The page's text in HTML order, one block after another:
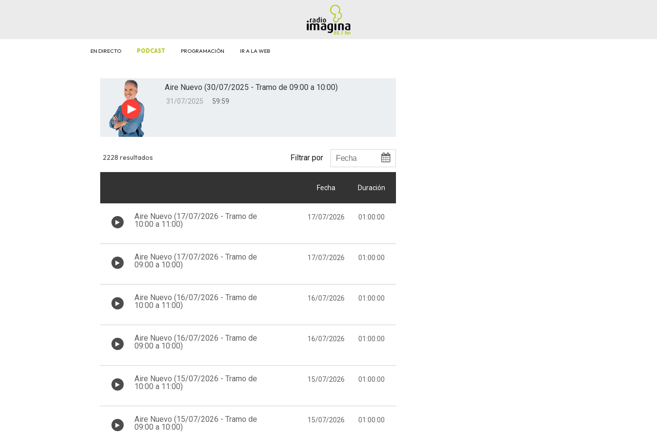
EN DIRECTO PODCAST PROGRAMACIÓN IR A LA WEB
Reproducir
Aire Nuevo (30/07/2025 - Tramo de 09:00 a 10:00)
31/07/2025 59:59
2228 resultados Filtrar por
Fecha Duración
Aire Nuevo (17/07/2026 - Tramo de
10:00 a 11:00)
17/07/2026 01:00:00
Aire Nuevo (17/07/2026 - Tramo de
09:00 a 10:00)
17/07/2026 01:00:00
Aire Nuevo (16/07/2026 - Tramo de
10:00 a 11:00)
16/07/2026 01:00:00
Aire Nuevo (16/07/2026 - Tramo de
09:00 a 10:00)
16/07/2026 01:00:00
Aire Nuevo (15/07/2026 - Tramo de
10:00 a 11:00)
15/07/2026 01:00:00
Aire Nuevo (15/07/2026 - Tramo de
09:00 a 10:00)
15/07/2026 01:00:00